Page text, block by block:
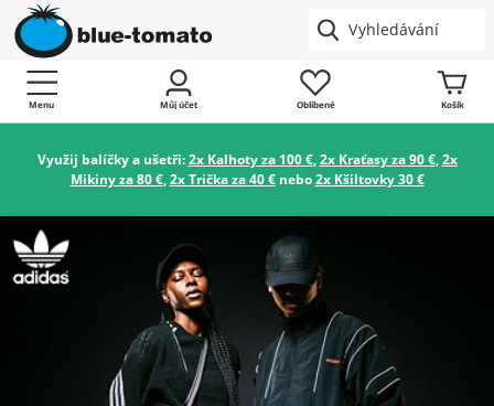
Menu Můj účet Oblíbené Košík
Využij balíčky a ušetři:2x Kalhoty za 100 €,2x Kraťasy za 90 €,2x
Mikiny za 80 €,2x Trička za 40 €nebo2x Kšiltovky 30 €